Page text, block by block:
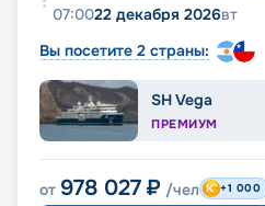
07:0022 декабря 2026вт
Вы посетите 2 страны:
SH Vega
ПРЕМИУМ
от 978 027 ₽ /чел +1 000